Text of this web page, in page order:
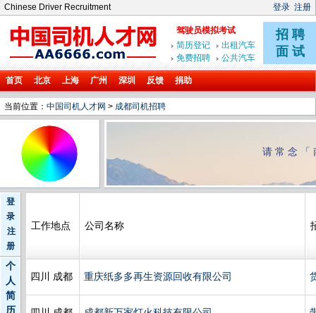
Chinese Driver Recruitment 登录 注册
首页 北京 上海 广州 深圳 反馈 捐助
当前位置： 中国司机人才网 > 成都司机招聘
请常念
登
录
注
册
个
人
简
历
工作地点 公司名称
四川 成都 重庆纸多多再生资源回收有限公司